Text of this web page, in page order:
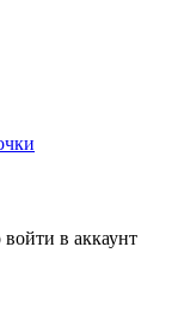
в аккаунт